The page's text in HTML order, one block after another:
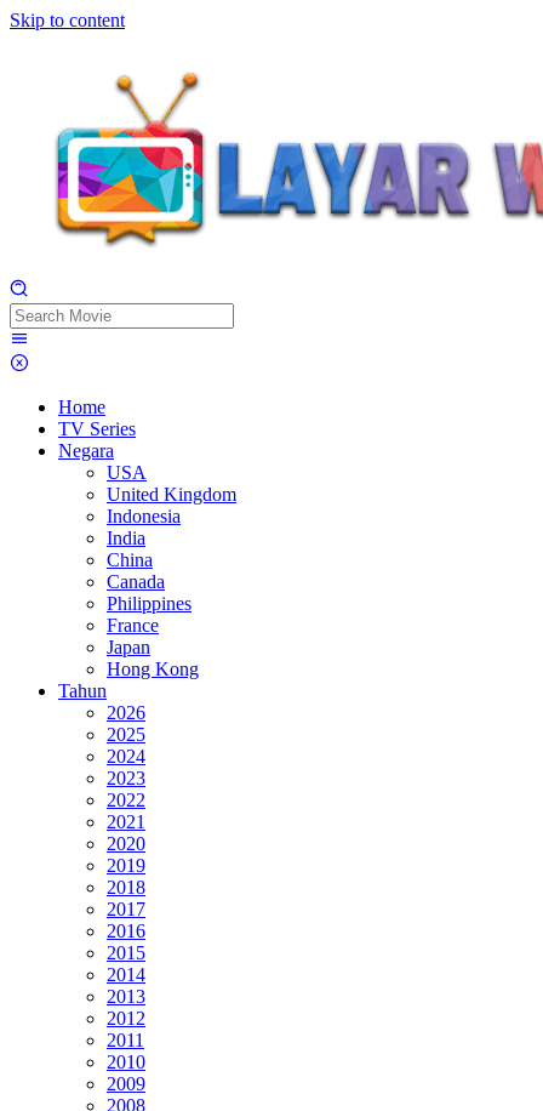
Skip to content
Home
TV Series
Negara
USA
United Kingdom
Indonesia
India
China
Canada
Philippines
France
Japan
Hong Kong
Tahun
2026
2025
2024
2023
2022
2021
2020
2019
2018
2017
2016
2015
2014
2013
2012
2011
2010
2009
2008